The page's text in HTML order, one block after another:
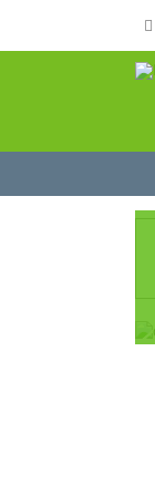
contenido